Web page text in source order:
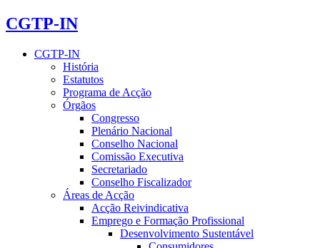
CGTP-IN
CGTP-IN
História
Estatutos
Programa de Acção
Órgãos
Congresso
Plenário Nacional
Conselho Nacional
Comissão Executiva
Secretariado
Conselho Fiscalizador
Áreas de Acção
Acção Reivindicativa
Emprego e Formação Profissional
Desenvolvimento Sustentável